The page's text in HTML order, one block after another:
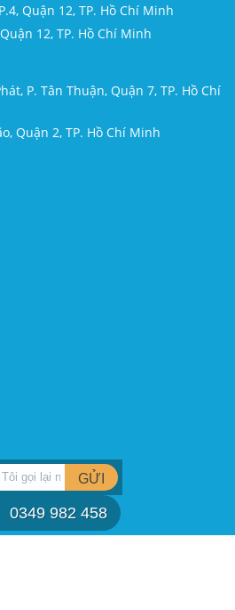
Quận 12, TP. Hồ Chí Minh
12, TP. Hồ Chí Minh
P. Tân Thuận, Quận 7, TP. Hồ Chí
Quận 2, TP. Hồ Chí Minh
GỬI
0349 982 458